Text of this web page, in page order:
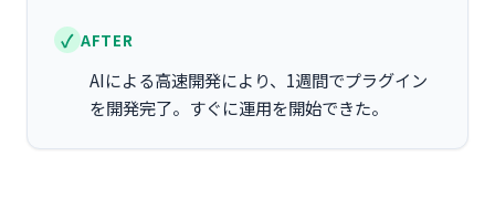
AFTER
AIによる高速開発により、1週間でプラグイン
を開発完了。すぐに運用を開始できた。